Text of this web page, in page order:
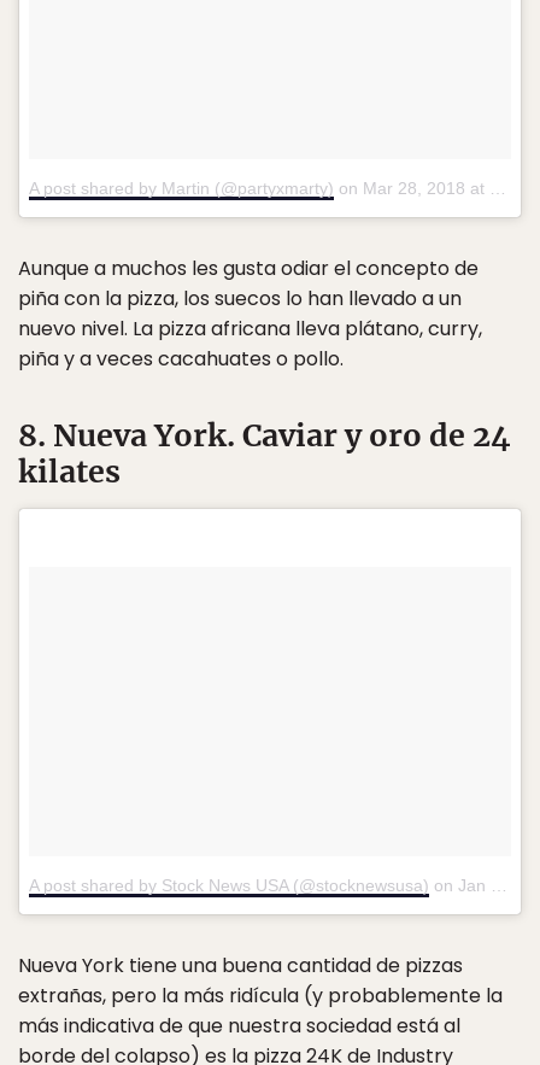
A post shared by Martin (@partyxmarty) on Mar 28, 2018 at 11:30am PDT
Aunque a muchos les gusta odiar el concepto de
piña con la pizza, los suecos lo han llevado a un
nuevo nivel. La pizza africana lleva plátano, curry,
piña y a veces cacahuates o pollo.
8. Nueva York. Caviar y oro de 24
kilates
A post shared by Stock News USA (@stocknewsusa) on Jan 23, 2017 at 1:24am PST
Nueva York tiene una buena cantidad de pizzas
extrañas, pero la más ridícula (y probablemente la
más indicativa de que nuestra sociedad está al
borde del colapso) es la pizza 24K de Industry